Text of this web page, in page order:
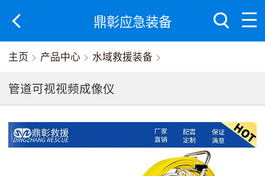
鼎彰应急装备
主页 > 产品中心 > 水域救援装备 >
管道可视视频成像仪